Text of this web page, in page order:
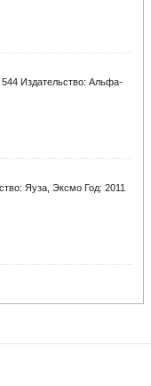
Издательство: Альфа-
Яуза, Эксмо Год: 2011